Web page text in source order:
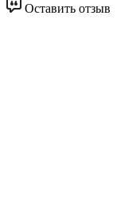
Оставить отзыв